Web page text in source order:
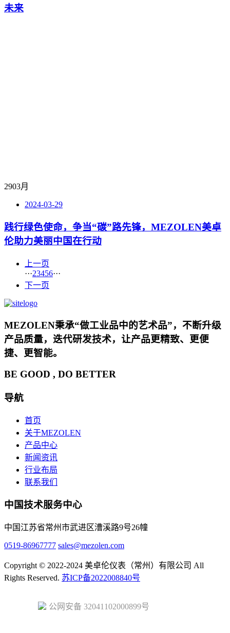
未来
2903月
2024-03-29
践行绿色使命，争当“碳”路先锋，MEZOLEN美卓
伦助力美丽中国在行动
上一页
···23456···
下一页
MEZOLEN秉承“做工业品中的艺术品”，不断升级
产品质量，迭代研发技术，让产品更精致、更便
捷、更智能。
BE GOOD , DO BETTER
导航
首页
关于MEZOLEN
产品中心
新闻资讯
行业布局
联系我们
中国技术服务中心
中国江苏省常州市武进区漕溪路9号26幢
0519-86967777 sales@mezolen.com
Copyright © 2022-2024 美卓伦仪表（常州）有限公司 All
Rights Reserved. 苏ICP备2022008840号
公网安备 32041102000899号